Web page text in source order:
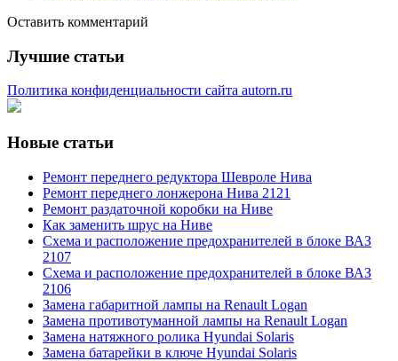
Оставить комментарий
Лучшие статьи
Политика конфиденциальности сайта autorn.ru
Новые статьи
Ремонт переднего редуктора Шевроле Нива
Ремонт переднего лонжерона Нива 2121
Ремонт раздаточной коробки на Ниве
Как заменить шрус на Ниве
Схема и расположение предохранителей в блоке ВАЗ
2107
Схема и расположение предохранителей в блоке ВАЗ
2106
Замена габаритной лампы на Renault Logan
Замена противотуманной лампы на Renault Logan
Замена натяжного ролика Hyundai Solaris
Замена батарейки в ключе Hyundai Solaris